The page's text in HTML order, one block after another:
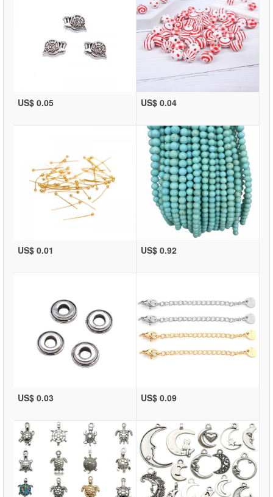
US$ 0.05 US$ 0.04
US$ 0.01 US$ 0.92
US$ 0.03 US$ 0.09